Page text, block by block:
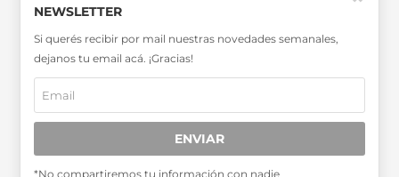
SABER MÁS >>
OTRAS PUBLICACIONES >>
Entidades Periodísticas Argentinas
NEWSLETTER
Si querés recibir por mail nuestras novedades semanales,
dejanos tu email acá. ¡Gracias!
ENVIAR
*No compartiremos tu información con nadie